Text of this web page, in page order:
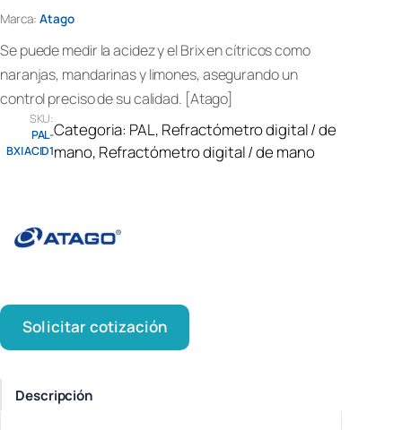
Marca: Atago
Se puede medir la acidez y el Brix en cítricos como
naranjas, mandarinas y limones, asegurando un
control preciso de su calidad. [Atago]
SKU:
PAL-
BX|ACID1
Categoria: PAL, Refractómetro digital / de
mano, Refractómetro digital / de mano
Solicitar cotización
Descripción